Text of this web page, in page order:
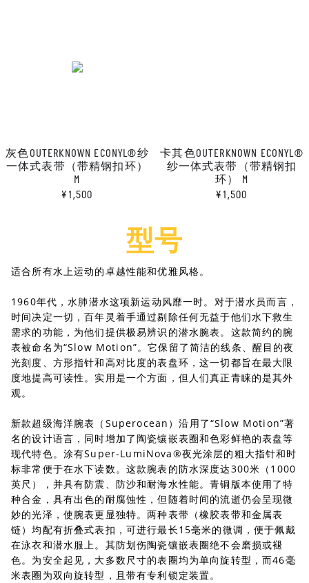
灰色OUTERKNOWN ECONYL®纱
一体式表带（带精钢扣环）
M
¥1,500
卡其色OUTERKNOWN ECONYL®
纱一体式表带（带精钢扣
环） M
¥1,500
型号
适合所有水上运动的卓越性能和优雅风格。
1960年代，水肺潜水这项新运动风靡一时。对于潜水员而言，
时间决定一切，百年灵着手通过剔除任何无益于他们水下救生
需求的功能，为他们提供极易辨识的潜水腕表。这款简约的腕
表被命名为“Slow Motion”。它保留了简洁的线条、醒目的夜
光刻度、方形指针和高对比度的表盘环，这一切都旨在最大限
度地提高可读性。实用是一个方面，但人们真正青睐的是其外
观。
新款超级海洋腕表（Superocean）沿用了“Slow Motion”著
名的设计语言，同时增加了陶瓷镶嵌表圈和色彩鲜艳的表盘等
现代特色。涂有Super-LumiNova®夜光涂层的粗大指针和时
标非常便于在水下读数。这款腕表的防水深度达300米（1000
英尺），并具有防震、防沙和耐海水性能。青铜版本使用了特
种合金，具有出色的耐腐蚀性，但随着时间的流逝仍会呈现微
妙的光泽，使腕表更显独特。两种表带（橡胶表带和金属表
链）均配有折叠式表扣，可进行最长15毫米的微调，便于佩戴
在泳衣和潜水服上。其防划伤陶瓷镶嵌表圈绝不会磨损或褪
色。为安全起见，大多数尺寸的表圈均为单向旋转型，而46毫
米表圈为双向旋转型，且带有专利锁定装置。